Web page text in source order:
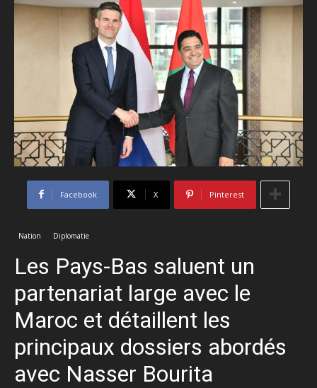
Facebook X Pinterest
Nation Diplomatie
Les Pays-Bas saluent un
partenariat large avec le
Maroc et détaillent les
principaux dossiers abordés
avec Nasser Bourita